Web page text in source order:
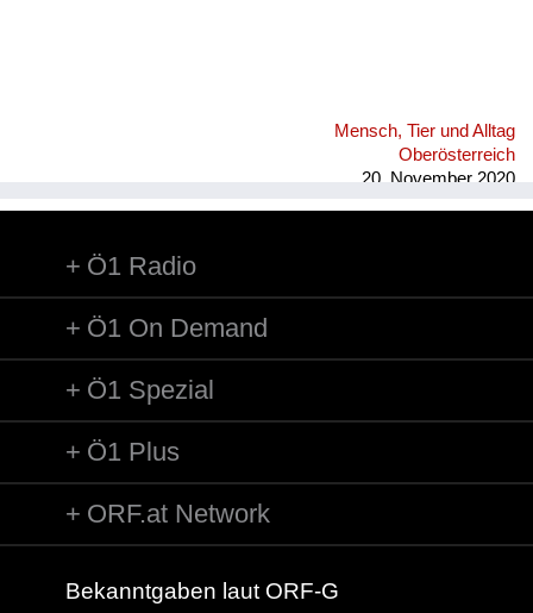
Mensch, Tier und Alltag
Oberösterreich
20. November 2020
Ö1 Radio
Ö1 On Demand
Ö1 Spezial
Ö1 Plus
ORF.at Network
Bekanntgaben laut ORF-G